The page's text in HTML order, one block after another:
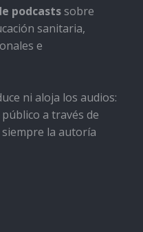
podcastssobre
sanitaria,
e
ni aloja los audios:
a través de
la autoría